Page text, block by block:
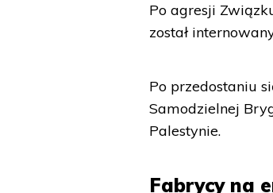
Po agresji
został
Po przedostaniu
Samodzielnej
Palestynie.
Fabrycy na